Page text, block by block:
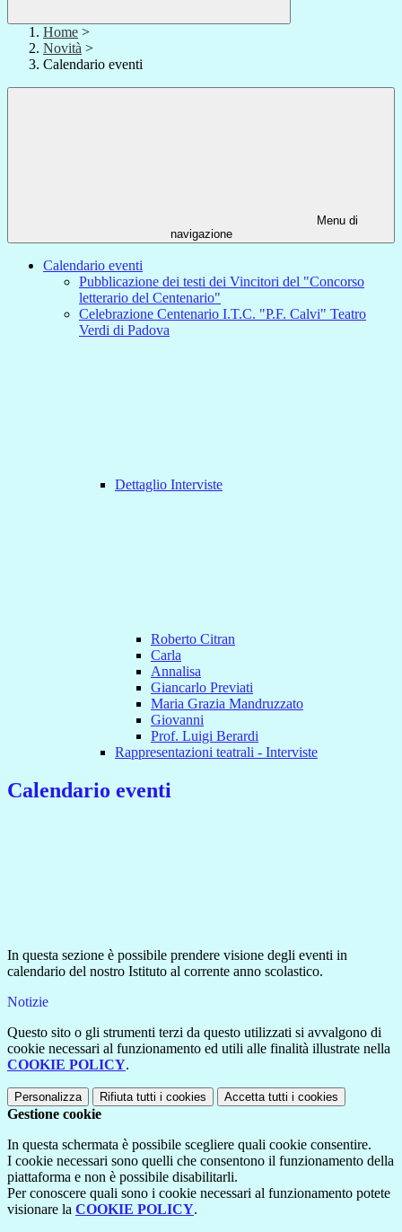
Home >
Novità >
Calendario eventi
Menu di
navigazione
Calendario eventi
Pubblicazione dei testi dei Vincitori del "Concorso
letterario del Centenario"
Celebrazione Centenario I.T.C. "P.F. Calvi" Teatro
Verdi di Padova
Dettaglio Interviste
Roberto Citran
Carla
Annalisa
Giancarlo Previati
Maria Grazia Mandruzzato
Giovanni
Prof. Luigi Berardi
Rappresentazioni teatrali - Interviste
Calendario eventi
In questa sezione è possibile prendere visione degli eventi in
calendario del nostro Istituto al corrente anno scolastico.
Notizie
Questo sito o gli strumenti terzi da questo utilizzati si avvalgono di
cookie necessari al funzionamento ed utili alle finalità illustrate nella
COOKIE POLICY.
Personalizza Rifiuta tutti i cookies Accetta tutti i cookies
Gestione cookie
In questa schermata è possibile scegliere quali cookie consentire.
I cookie necessari sono quelli che consentono il funzionamento della
piattaforma e non è possibile disabilitarli.
Per conoscere quali sono i cookie necessari al funzionamento potete
visionare la COOKIE POLICY.